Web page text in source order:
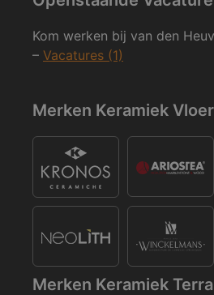
Kom werken bij van den
– Vacatures (1)
Merken Keramiek
Merken Keramiek